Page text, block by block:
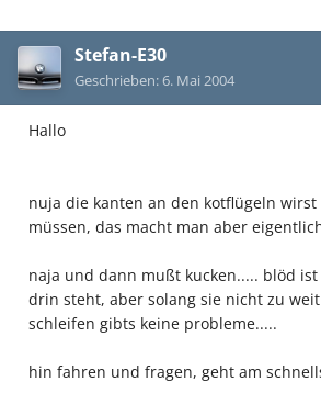
Stefan-E30
Geschrieben:6. Mai 2004
Hallo
nuja die kanten an den kotflügeln
müssen, das macht man aber
naja und dann mußt kucken..... blöd
drin steht, aber solang sie nicht zu
schleifen gibts keine probleme.....
hin fahren und fragen, geht am